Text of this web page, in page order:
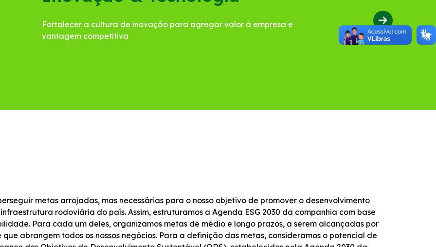
Fortalecer a cultura de inovação para agregar valor à empresa e
vantagem competitiva
metas arrojadas, mas necessárias para o nosso objetivo de promover o desenvolvimento
rodoviária do país. Assim, estruturamos a Agenda ESG 2030 da companhia com base
Para cada um deles, organizamos metas de médio e longo prazos, a serem alcançadas por
abrangem todos os nossos negócios. Para a definição das metas, consideramos o potencial de